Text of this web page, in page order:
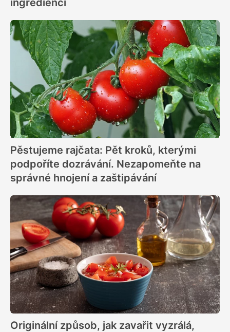
ingrediencí
Pěstujeme rajčata: Pět kroků, kterými
podpoříte dozrávání. Nezapomeňte na
správné hnojení a zaštipávání
Originální způsob, jak zavařit vyzrálá,